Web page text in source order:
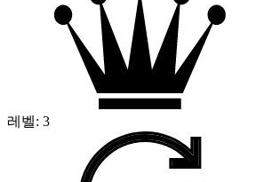
레벨: 3